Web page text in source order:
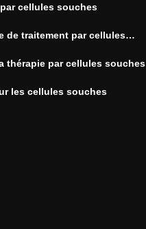
cellules souches
de traitement par cellules
thérapie par cellules souches
les cellules souches